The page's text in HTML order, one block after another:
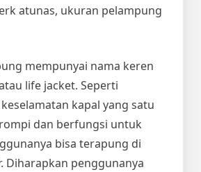
atunas, ukuran pelampung
mempunyai nama keren
life jacket. Seperti
kapal yang satu
dan berfungsi untuk
bisa terapung di
Diharapkan penggunanya